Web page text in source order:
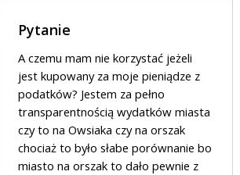
Pytanie
A czemu mam nie korzystać jeżeli
jest kupowany za moje pieniądze z
podatków? Jestem za pełno
transparentnością wydatków miasta
czy to na Owsiaka czy na orszak
chociaż to było słabe porównanie bo
miasto na orszak to dało pewnie z